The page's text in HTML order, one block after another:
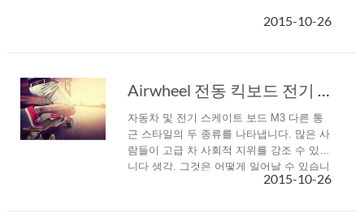
2015-10-26
Airwheel 전동 킥보드 전기 스케이트 보드 승자는?
자동차 및 전기 스케이트 보드 M3 다른 통
근 스타일의 두 종류를 나타냅니다. 많은 사
람들이 고급 차 사회적 지위를 강조 수 있습
니다 생각. 그것은 어떻게 일어날 수 있습니
2015-10-26